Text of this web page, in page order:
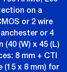
on a
or 2 wire
or 4
(40 (W) x 45 (L)
8 mm + CTI
(15 x 8 mm) for